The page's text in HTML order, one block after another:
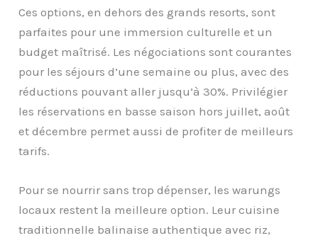
Ces options, en dehors des grands resorts, sont
parfaites pour une immersion culturelle et un
budget maîtrisé. Les négociations sont courantes
pour les séjours d’une semaine ou plus, avec des
réductions pouvant aller jusqu’à 30%. Privilégier
les réservations en basse saison hors juillet, août
et décembre permet aussi de profiter de meilleurs
tarifs.
Pour se nourrir sans trop dépenser, les warungs
locaux restent la meilleure option. Leur cuisine
traditionnelle balinaise authentique avec riz,